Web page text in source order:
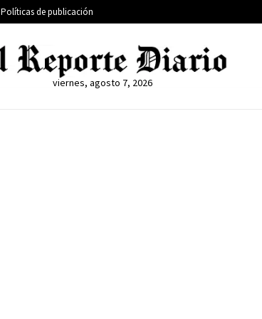
Políticas de publicación
viernes, agosto 7, 2026